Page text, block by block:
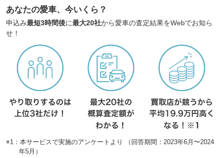
あなたの愛車、今いくら？
申込み最短3時間後に最大20社から愛車の査定結果をWebでお知ら
せ！
※1：本サービスで実施のアンケートより （回答期間：2023年6月〜2024
年5月）